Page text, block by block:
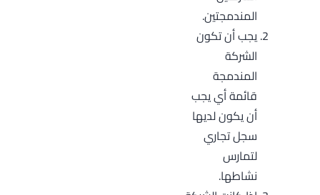
المندمجتين.
يجب أن تكون
الشركة
المندمجة
قائمة أي يجب
أن يكون لديها
سجل تجاري
لتمارس
نشاطها.